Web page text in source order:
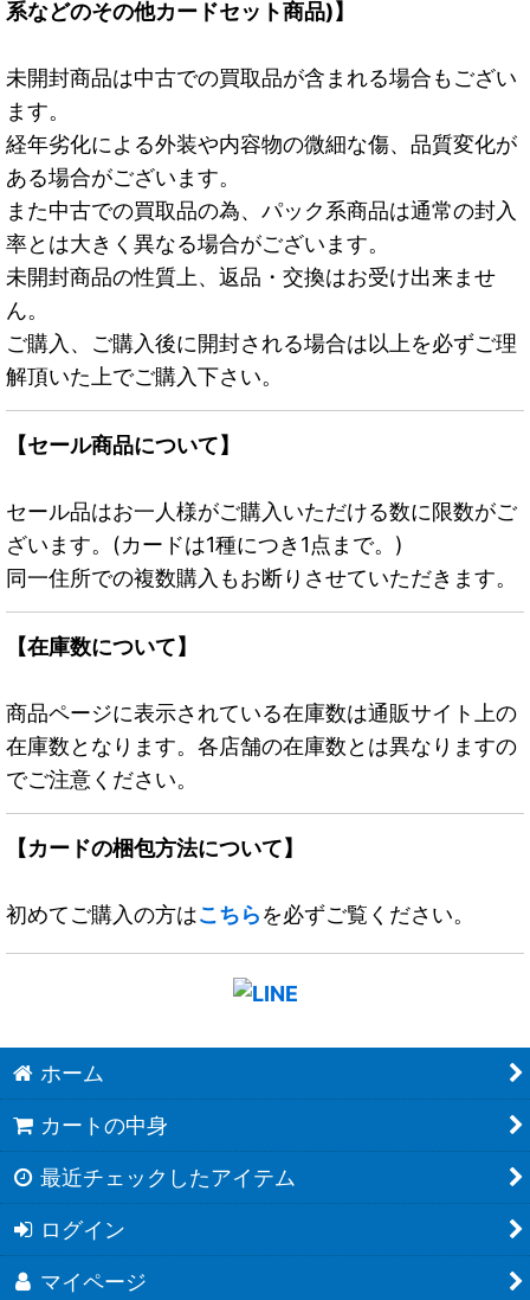
系などのその他カードセット商品)】
未開封商品は中古での買取品が含まれる場合もござい
ます。
経年劣化による外装や内容物の微細な傷、品質変化が
ある場合がございます。
また中古での買取品の為、パック系商品は通常の封入
率とは大きく異なる場合がございます。
未開封商品の性質上、返品・交換はお受け出来ませ
ん。
ご購入、ご購入後に開封される場合は以上を必ずご理
解頂いた上でご購入下さい。
【セール商品について】
セール品はお一人様がご購入いただける数に限数がご
ざいます。(カードは1種につき1点まで。)
同一住所での複数購入もお断りさせていただきます。
【在庫数について】
商品ページに表示されている在庫数は通販サイト上の
在庫数となります。各店舗の在庫数とは異なりますの
でご注意ください。
【カードの梱包方法について】
初めてご購入の方はこちらを必ずご覧ください。
ホーム
カートの中身
最近チェックしたアイテム
ログイン
マイページ